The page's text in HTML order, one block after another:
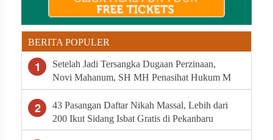
BERITA POPULER
1
Setelah Jadi Tersangka Dugaan Perzinaan,
Novi Mahanum, SH MH Penasihat Hukum M
Minta Polda Riau Segera Tahan Arifman
Syahputra
2
43 Pasangan Daftar Nikah Massal, Lebih dari
200 Ikut Sidang Isbat Gratis di Pekanbaru